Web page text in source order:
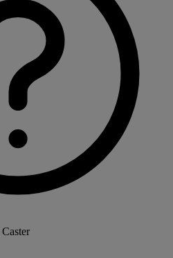
Caster